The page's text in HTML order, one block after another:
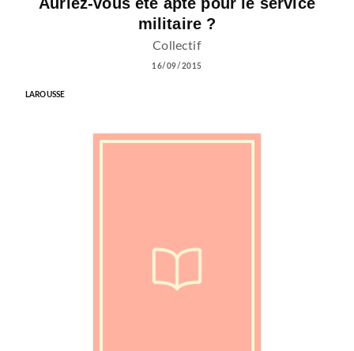
militaire ?
Collectif
16/09/2015
LAROUSSE